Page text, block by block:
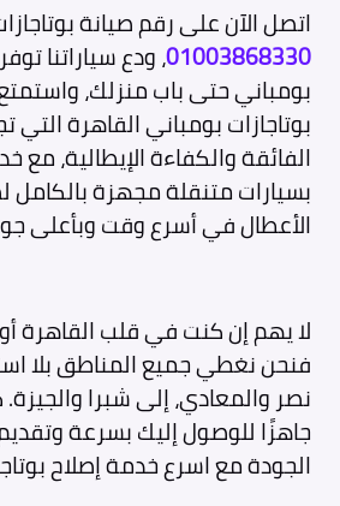
اتصل الآن على رقم صيانة
01003868330، ودع سياراتنا
بومباني حتى باب منزلك،
بوتاجازات بومباني القاهرة
الفائقة والكفاءة الإيطالية، مع
بسيارات متنقلة مجهزة بالكامل
الأعطال في أسرع وقت وبأعلى
لا يهم إن كنت في قلب القاهرة
فنحن نغطي جميع المناطق بلا
نصر والمعادي، إلى شبرا
جاهزًا للوصول إليك بسرعة
الجودة مع اسرع خدمة إصلاح